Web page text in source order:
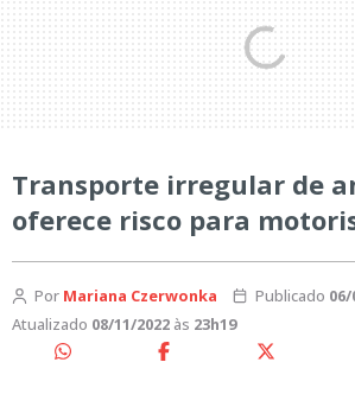
Transporte irregular de
oferece risco para
Por Mariana Czerwonka Publicado 06/
Atualizado 08/11/2022 às 23h19